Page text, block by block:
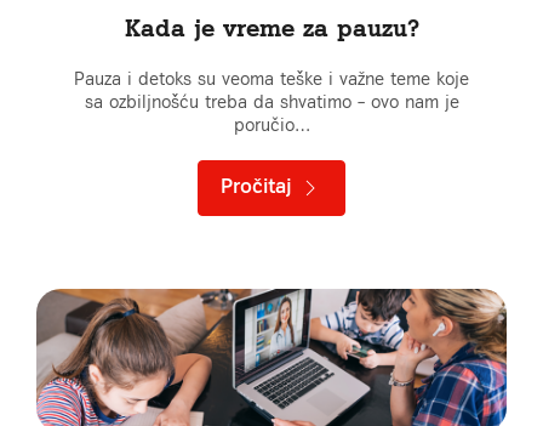
Kada je vreme za pauzu?
Pauza i detoks su veoma teške i važne teme koje
sa ozbiljnošću treba da shvatimo – ovo nam je
poručio…
Pročitaj